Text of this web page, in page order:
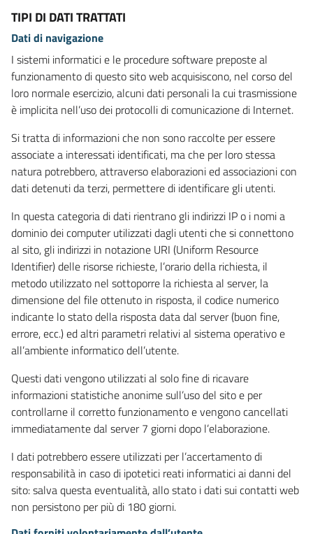
TIPI DI DATI TRATTATI
Dati di navigazione
I sistemi informatici e le procedure software preposte al
funzionamento di questo sito web acquisiscono, nel corso del
loro normale esercizio, alcuni dati personali la cui trasmissione
è implicita nell’uso dei protocolli di comunicazione di Internet.
Si tratta di informazioni che non sono raccolte per essere
associate a interessati identificati, ma che per loro stessa
natura potrebbero, attraverso elaborazioni ed associazioni con
dati detenuti da terzi, permettere di identificare gli utenti.
In questa categoria di dati rientrano gli indirizzi IP o i nomi a
dominio dei computer utilizzati dagli utenti che si connettono
al sito, gli indirizzi in notazione URI (Uniform Resource
Identifier) delle risorse richieste, l’orario della richiesta, il
metodo utilizzato nel sottoporre la richiesta al server, la
dimensione del file ottenuto in risposta, il codice numerico
indicante lo stato della risposta data dal server (buon fine,
errore, ecc.) ed altri parametri relativi al sistema operativo e
all’ambiente informatico dell’utente.
Questi dati vengono utilizzati al solo fine di ricavare
informazioni statistiche anonime sull’uso del sito e per
controllarne il corretto funzionamento e vengono cancellati
immediatamente dal server 7 giorni dopo l’elaborazione.
I dati potrebbero essere utilizzati per l’accertamento di
responsabilità in caso di ipotetici reati informatici ai danni del
sito: salva questa eventualità, allo stato i dati sui contatti web
non persistono per più di 180 giorni.